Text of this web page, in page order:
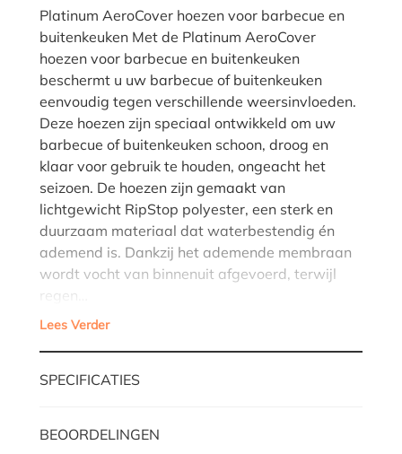
Platinum AeroCover hoezen voor barbecue en
buitenkeuken Met de Platinum AeroCover
hoezen voor barbecue en buitenkeuken
beschermt u uw barbecue of buitenkeuken
eenvoudig tegen verschillende weersinvloeden.
Deze hoezen zijn speciaal ontwikkeld om uw
barbecue of buitenkeuken schoon, droog en
klaar voor gebruik te houden, ongeacht het
seizoen. De hoezen zijn gemaakt van
lichtgewicht RipStop polyester, een sterk en
duurzaam materiaal dat waterbestendig én
ademend is. Dankzij het ademende membraan
wordt vocht van binnenuit afgevoerd, terwijl
regen…
Lees Verder
SPECIFICATIES
BEOORDELINGEN